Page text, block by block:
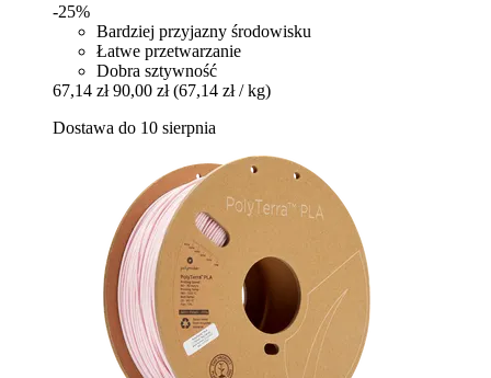
-25%
Bardziej przyjazny środowisku
Łatwe przetwarzanie
Dobra sztywność
67,14 zł 90,00 zł (67,14 zł / kg)
Dostawa do 10 sierpnia